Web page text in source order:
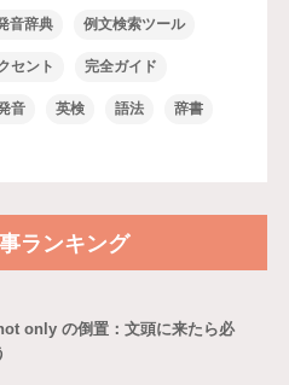
音辞典 例文検索ツール
セント 完全ガイド
音 英検 語法 辞書
ランキング
only の倒置：文頭に来たら必